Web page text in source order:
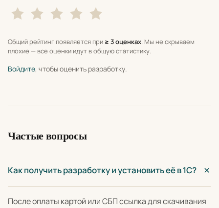
Общий рейтинг появляется при ≥ 3 оценках. Мы не скрываем
плохие — все оценки идут в общую статистику.
Войдите, чтобы оценить разработку.
Частые вопросы
Как получить разработку и установить её в 1С?
После оплаты картой или СБП ссылка для скачивания